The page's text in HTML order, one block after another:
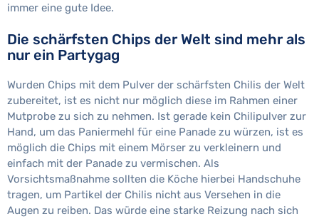
immer eine gute Idee.
Die schärfsten Chips der Welt sind mehr als
nur ein Partygag
Wurden Chips mit dem Pulver der schärfsten Chilis der Welt
zubereitet, ist es nicht nur möglich diese im Rahmen einer
Mutprobe zu sich zu nehmen. Ist gerade kein Chilipulver zur
Hand, um das Paniermehl für eine Panade zu würzen, ist es
möglich die Chips mit einem Mörser zu verkleinern und
einfach mit der Panade zu vermischen. Als
Vorsichtsmaßnahme sollten die Köche hierbei Handschuhe
tragen, um Partikel der Chilis nicht aus Versehen in die
Augen zu reiben. Das würde eine starke Reizung nach sich